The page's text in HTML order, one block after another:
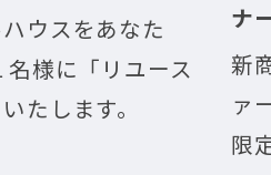
ウスをあなた
様に「リユース
たします。
ナ
新
ァ
限